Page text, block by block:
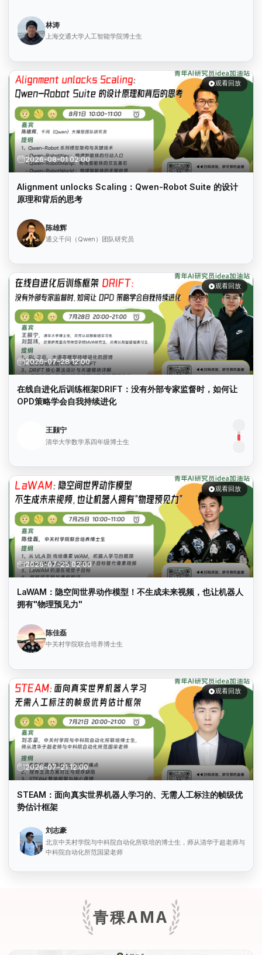
林涛
上海交通大学人工智能学院博士生
观看回放
2026-08-01 02:00
Alignment unlocks Scaling：Qwen-Robot Suite 的设计
原理和背后的思考
陈雄辉
通义千问（Qwen）团队研究员
观看回放
2026-07-28 12:00
在线自进化后训练框架DRIFT：没有外部专家监督时，如何让
OPD策略学会自我持续进化
王颢宁
清华大学数学系四年级博士生
观看回放
2026-07-25 02:00
LaWAM：隐空间世界动作模型！不生成未来视频，也让机器人
拥有"物理预见力"
陈佳磊
中关村学院联合培养博士生
观看回放
2026-07-21 12:00
STEAM：面向真实世界机器人学习的、无需人工标注的帧级优
势估计框架
刘志豪
北京中关村学院与中科院自动化所联培的博士生，师从清华于超老师与
中科院自动化所范国梁老师
青稞AMA